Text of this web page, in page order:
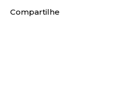
Compartilhe